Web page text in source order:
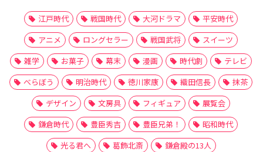
江戸時代 戦国時代 大河ドラマ
平安時代
アニメ
ロングセラー 戦国武将
スイーツ
雑学
お菓子 幕末 漫画 時代劇
テレビ
べらぼう
明治時代 徳川家康 織田信長
抹茶
デザイン
文房具 フィギュア
展覧会
鎌倉時代
豊臣秀吉 豊臣兄弟！
昭和時代
光る君へ
葛飾北斎 鎌倉殿の13人